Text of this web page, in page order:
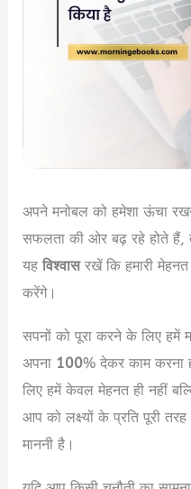
अपने मनोबल को हमेशा ऊंचा
सफलता की ओर बढ़ रहे होते हैं,
यहविश्वासरखें कि हमारी
करेंगे।
सपनों को पूरा करने के लिए
अपना 100% देकर काम करना
लिए हमें केवल मेहनत ही नहीं
आप को लक्ष्यों के प्रति पूरी तरह
माननी है।